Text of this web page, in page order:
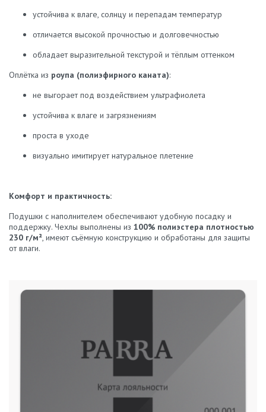
устойчива к влаге, солнцу и перепадам температур
отличается высокой прочностью и долговечностью
обладает выразительной текстурой и тёплым оттенком
Оплётка из роупа (полиэфирного каната):
не выгорает под воздействием ультрафиолета
устойчива к влаге и загрязнениям
проста в уходе
визуально имитирует натуральное плетение
Комфорт и практичность:
Подушки с наполнителем обеспечивают удобную посадку и
поддержку. Чехлы выполнены из 100% полиэстера плотностью
230 г/м² , имеют съёмную конструкцию и обработаны для защиты
от влаги.